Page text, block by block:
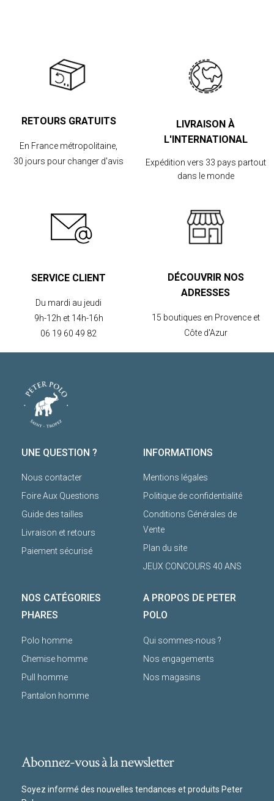
RETOURS GRATUITS
En France métropolitaine,
30 jours pour changer d'avis
LIVRAISON À
L'INTERNATIONAL
Expédition vers 33 pays partout
dans le monde
SERVICE CLIENT
Du mardi au jeudi
9h-12h et 14h-16h
06 19 60 49 82
DÉCOUVRIR NOS
ADRESSES
15 boutiques en Provence et
Côte d'Azur
UNE QUESTION ?
Nous contacter
Foire Aux Questions
Guide des tailles
Livraison et retours
Paiement sécurisé
INFORMATIONS
Mentions légales
Politique de confidentialité
Conditions Générales de
Vente
Plan du site
JEUX CONCOURS 40 ANS
NOS CATÉGORIES
PHARES
Polo homme
Chemise homme
Pull homme
Pantalon homme
A PROPOS DE PETER
POLO
Qui sommes-nous ?
Nos engagements
Nos magasins
Abonnez-vous à la newsletter
Soyez informé des nouvelles tendances et produits Peter